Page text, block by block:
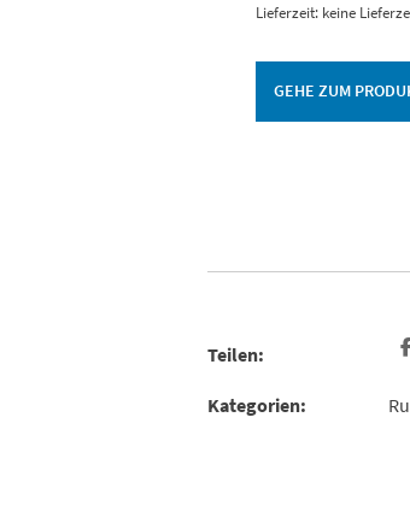
Lieferzeit: keine
GEHE ZUM
Teilen:
Kategorien: